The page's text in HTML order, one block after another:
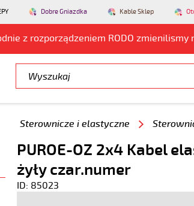
Dobre Gniazdka Kable Sklep
z rozporządzeniem RODO
Sterownicze i elastyczne
PUROE-OZ 2x4 Kabel
żyły czar.numer
ID: 85023